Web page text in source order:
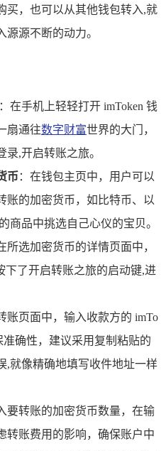
买，也可以从其他钱包转入,就
源不断的动力。
：在手机上轻轻打开 imToken 钱
扇通往数字财富世界的大门，
,开启转账之旅。
币 ：在钱包主页中，用户可以
账的加密货币，如比特币、以
商品中挑选自己心仪的宝贝。
所选加密货币的详情页面中，
下了开启转账之旅的启动键,进
账页面中，输入收款方的 imTo
确性，建议采用复制粘贴的
,就像精确地填写收件地址一样
要转账的加密货币数量，在输
转账费用的影响，确保账户中